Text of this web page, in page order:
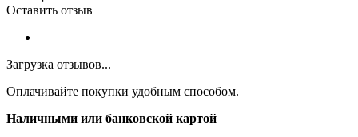
Оставить отзыв
Загрузка отзывов...
Оплачивайте покупки удобным способом.
Наличными или банковской картой